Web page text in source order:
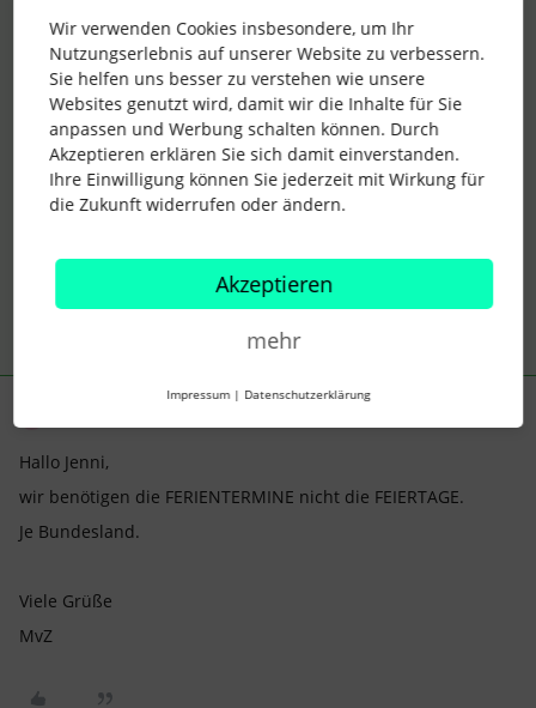
Darüber können gezielte Feiertagskalender ausgewählt und
abgebildet werden. Ich habe Dir für weitere Informationen
zum Kalenderhier gern unseren entsprechenden
Helpcenter-Artikel verlinkt. 😊
Mit lieben Grüßen
Jenni
Hallo Jenni,
wir benötigen die FERIENTERMINE nicht die FEIERTAGE.
Je Bundesland.
Viele Grüße
MvZ
Wir verwenden Cookies insbesondere, um Ihr
Nutzungserlebnis auf unserer Website zu verbessern.
Sie helfen uns besser zu verstehen wie unsere
Websites genutzt wird, damit wir die Inhalte für Sie
anpassen und Werbung schalten können. Durch
Akzeptieren erklären Sie sich damit einverstanden.
Ihre Einwilligung können Sie jederzeit mit Wirkung für
die Zukunft widerrufen oder ändern.
Akzeptieren
mehr
Impressum | Datenschutzerklärung